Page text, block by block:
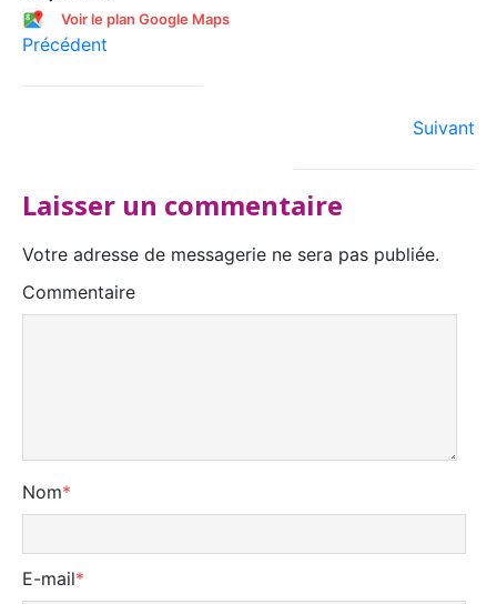
Voir le plan Google Maps
Précédent
Suivant
Laisser un commentaire
Votre adresse de messagerie ne sera pas publiée.
Commentaire
Nom*
E-mail*